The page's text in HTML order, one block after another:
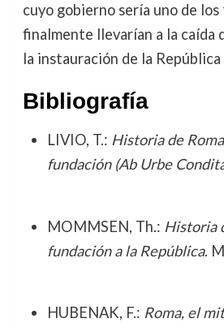
cuyo gobierno sería uno de
finalmente llevarían a la caída
la instauración de la República
Bibliografía
LIVIO, T.: Historia de
fundación (Ab Urbe
MOMMSEN, Th.: Historia
fundación a la República.
HUBENAK, F.: Roma, el